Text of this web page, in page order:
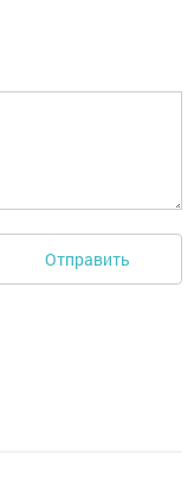
Отправить